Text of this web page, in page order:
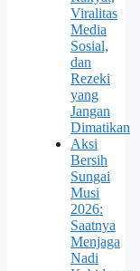
Viralitas
Media
Sosial,
dan
Rezeki
yang
Jangan
Dimatikan
Aksi
Bersih
Sungai
Musi
2026:
Saatnya
Menjaga
Nadi